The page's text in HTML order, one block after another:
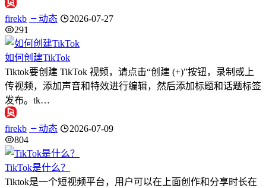
firekb 动态
2026-07-27
291
如何创建TikTok
Tiktok要创建 TikTok 视频，请点击“创建 (+)”按钮，录制或上
传视频，添加声音和特效进行编辑，然后添加标题和话题标签
发布。tk…
firekb 动态
2026-07-09
804
TikTok是什么？
Tiktok是一个短视频平台，用户可以在上面创作和分享时长在